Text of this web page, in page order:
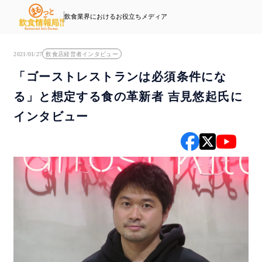
飲食業界におけるお役立ちメディア
2021/01/27 飲食店経営者インタビュー
「ゴーストレストランは必須条件にな
る」と想定する食の革新者 吉見悠起氏に
インタビュー